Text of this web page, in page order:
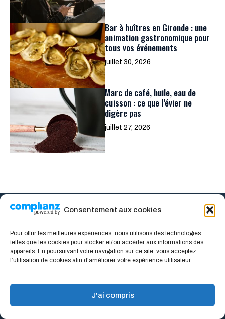
Consentement aux cookies
Pour offrir les meilleures expériences, nous utilisons des technologies
telles que les cookies pour stocker et/ou accéder aux informations des
appareils. En poursuivant votre navigation sur ce site, vous acceptez
l’utilisation de cookies afin d'améliorer votre expérience utilisateur.
J'ai compris
Bar à huîtres en Gironde : une
animation gastronomique pour
tous vos événements
juillet 30, 2026
Marc de café, huile, eau de
cuisson : ce que l’évier ne
digère pas
juillet 27, 2026
Adobo est votre prochaine référence pour tout ce qui
les thématiques connexes.
contact@adoboloco.fr